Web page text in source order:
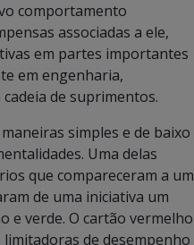
comportamento
associadas a ele,
em partes importantes
em engenharia,
de suprimentos.
simples e de baixo
Uma delas
que compareceram a um
de uma iniciativa um
e verde. O cartão vermelho
de desempenho